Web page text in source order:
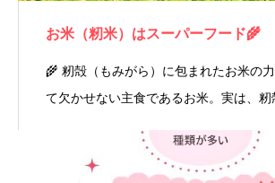
お米（籾米）はスーパーフード🌾
🌾 籾殻（もみがら）に包まれたお米の
て欠かせない主食であるお米。実は、